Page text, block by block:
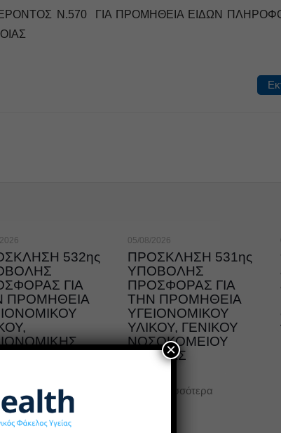
Ν.570 ΓΙΑ ΠΡΟΜΗΘΕΙΑ ΕΙΔΩΝ
532ης
ΓΙΑ
ΠΡΟΜΗΘΕΙΑ
05/08/2026
ΠΡΟΣΚΛΗΣΗ 531ης
ΥΠΟΒΟΛΗΣ
ΠΡΟΣΦΟΡΑΣ ΓΙΑ
ΤΗΝ ΠΡΟΜΗΘΕΙΑ
ΥΓΕΙΟΝΟΜΙΚΟΥ
ΥΛΙΚΟΥ, ΓΕΝΙΚΟΥ
ΝΟΣΟΚΟΜΕΙΟΥ
ΒΕΡΟΙΑΣ
Περισσότερα
×